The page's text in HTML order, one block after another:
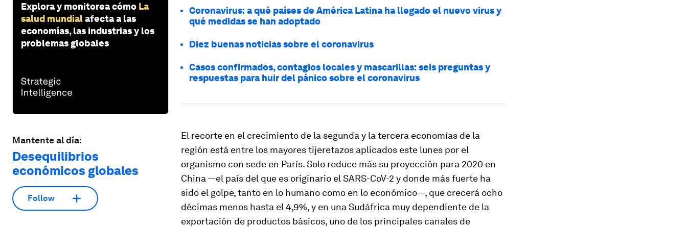
Explora y monitorea cómo La
salud mundialafecta a las
economías, las industrias y los
problemas globales
Mantente al día:
Desequilibrios
económicos globales
Follow
Coronavirus: a qué países de América Latina ha llegado el nuevo virus y
qué medidas se han adoptado
Diez buenas noticias sobre el coronavirus
Casos confirmados, contagios locales y mascarillas: seis preguntas y
respuestas para huir del pánico sobre el coronavirus
El recorte en el crecimiento de la segunda y la tercera economías de la
región está entre los mayores tijeretazos aplicados este lunes por el
organismo con sede en París. Solo reduce más su proyección para 2020 en
China —el país del que es originario el SARS-CoV-2 y donde más fuerte ha
sido el golpe, tanto en lo humano como en lo económico—, que crecerá ocho
décimas menos hasta el 4,9%, y en una Sudáfrica muy dependiente de la
exportación de productos básicos, uno de los principales canales de